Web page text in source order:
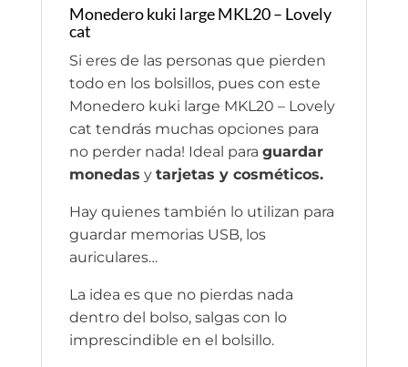
Monedero kuki large MKL20 – Lovely
cat
Si eres de las personas que pierden
todo en los bolsillos, pues con este
Monedero kuki large MKL20 – Lovely
cat tendrás muchas opciones para
no perder nada! Ideal para guardar
monedas y tarjetas y cosméticos.
Hay quienes también lo utilizan para
guardar memorias USB, los
auriculares…
La idea es que no pierdas nada
dentro del bolso, salgas con lo
imprescindible en el bolsillo.